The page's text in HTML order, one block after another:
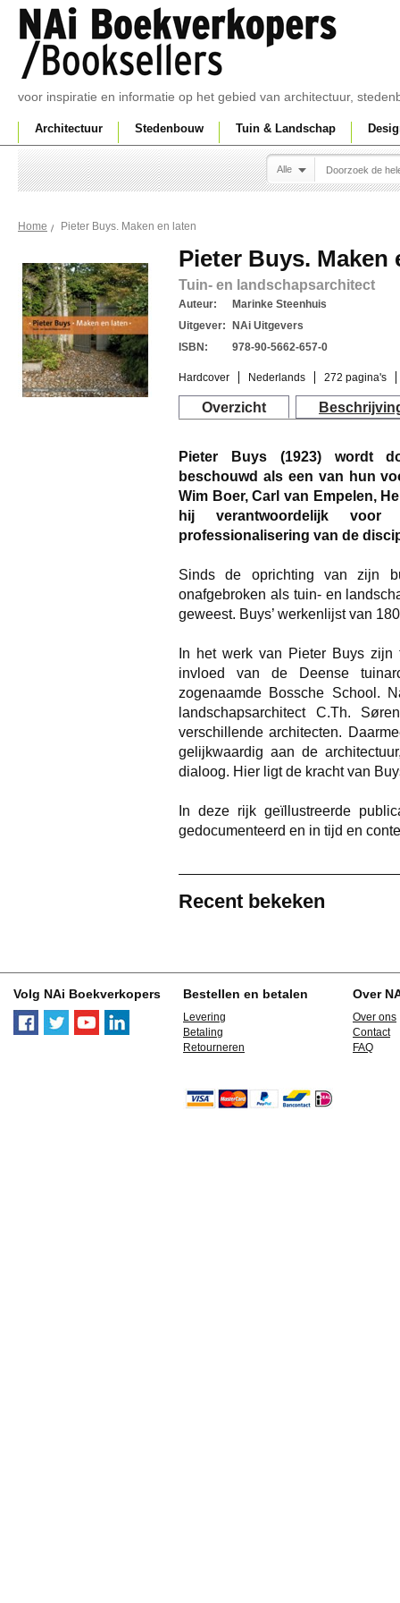
voor inspiratie en informatie op het gebied van architectuur,
Architectuur Stedenbouw Tuin & Landschap
Alle
Home Pieter Buys. Maken en laten
Pieter Buys. Maken
Tuin- en landschapsarchitect
Auteur:
Marinke Steenhuis
Uitgever:
NAi Uitgevers
ISBN:
978-90-5662-657-0
Hardcover Nederlands 272 pagina's
Overzicht
Pieter Buys (1923) wordt
beschouwd als een van hun
Wim Boer, Carl van Empelen,
hij verantwoordelijk voor
professionalisering van de
Sinds de oprichting van zijn
onafgebroken als tuin- en
geweest. Buys’ werkenlijst van
In het werk van Pieter Buys zijn
invloed van de Deense
zogenaamde Bossche School.
landschapsarchitect C.Th.
verschillende architecten.
gelijkwaardig aan de
dialoog. Hier ligt de kracht van
In deze rijk geïllustreerde
gedocumenteerd en in tijd en
Recent bekeken
Volg NAi Boekverkopers Bestellen en betalen
Levering
Betaling
Retourneren
Over
Over ons
Contact
FAQ